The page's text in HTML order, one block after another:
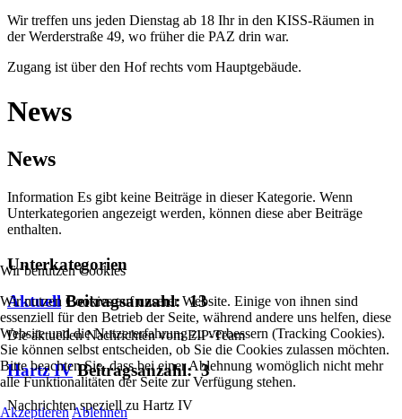
Wir treffen uns jeden Dienstag ab 18 Ihr in den KISS-Räumen in
der Werderstraße 49, wo früher die PAZ drin war.
Zugang ist über den Hof rechts vom Hauptgebäude.
News
News
Information Es gibt keine Beiträge in dieser Kategorie. Wenn
Unterkategorien angezeigt werden, können diese aber Beiträge
enthalten.
Unterkategorien
Aktuell Beitragsanzahl: 13
Die aktuellen Nachrichten vom EIP-Team
Hartz IV Beitragsanzahl: 3
Nachrichten speziell zu Hartz IV
Wir benutzen Cookies
Wir nutzen Cookies auf unserer Website. Einige von ihnen sind
essenziell für den Betrieb der Seite, während andere uns helfen, diese
Website und die Nutzererfahrung zu verbessern (Tracking Cookies).
Sie können selbst entscheiden, ob Sie die Cookies zulassen möchten.
Bitte beachten Sie, dass bei einer Ablehnung womöglich nicht mehr
alle Funktionalitäten der Seite zur Verfügung stehen.
AkzeptierenAblehnen